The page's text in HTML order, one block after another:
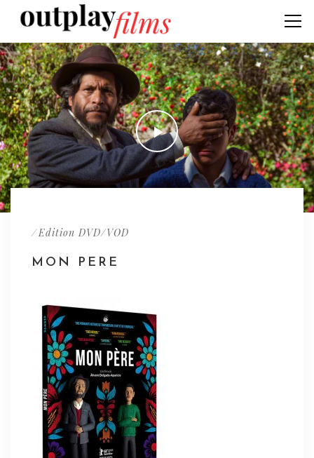
/Edition DVD/VOD
MON PERE